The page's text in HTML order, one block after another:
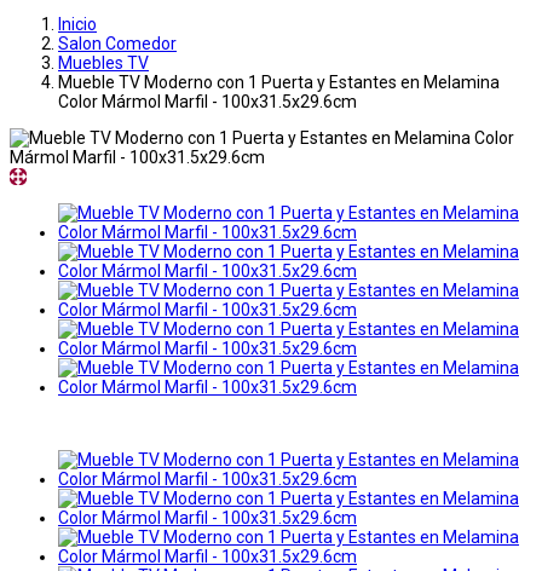
Inicio
Salon Comedor
Muebles TV
Mueble TV Moderno con 1 Puerta y Estantes en Melamina
Color Mármol Marfil - 100x31.5x29.6cm